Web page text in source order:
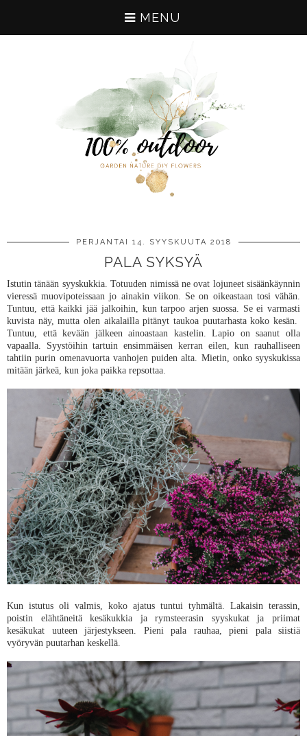
MENU
PERJANTAI 14. SYYSKUUTA 2018
PALA SYKSYÄ
Istutin tänään syyskukkia. Totuuden nimissä ne ovat lojuneet sisäänkäynnin
vieressä muovipoteissaan jo ainakin viikon. Se on oikeastaan tosi vähän.
Tuntuu, että kaikki jää jalkoihin, kun tarpoo arjen suossa. Se ei varmasti
kuvista näy, mutta olen aikalailla pitänyt taukoa puutarhasta koko kesän.
Tuntuu, että kevään jälkeen ainoastaan kastelin. Lapio on saanut olla
vapaalla. Syystöihin tartuin ensimmäisen kerran eilen, kun rauhalliseen
tahtiin purin omenavuorta vanhojen puiden alta. Mietin, onko syyskukissa
mitään järkeä, kun joka paikka repsottaa.
Kun istutus oli valmis, koko ajatus tuntui tyhmältä. Lakaisin terassin,
poistin elähtäneitä kesäkukkia ja rymsteerasin syyskukat ja priimat
kesäkukat uuteen järjestykseen. Pieni pala rauhaa, pieni pala siistiä
vyöryvän puutarhan keskellä.